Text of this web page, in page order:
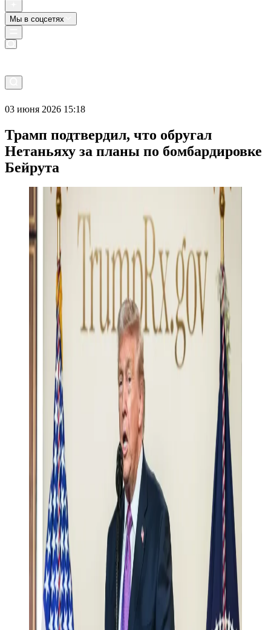
Мы в соцсетях
03 июня 2026 15:18
Трамп подтвердил, что обругал
Нетаньяху за планы по бомбардировке
Бейрута